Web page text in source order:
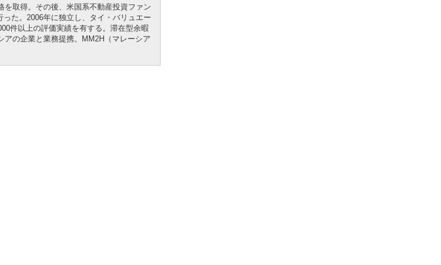
取得。その後、米国系不動産投資ファン
た。2006年に独立し、タイ・バリュエー
件以上の評価実績を有する。滞在型余暇
の企業と業務提携。MM2H（マレーシア